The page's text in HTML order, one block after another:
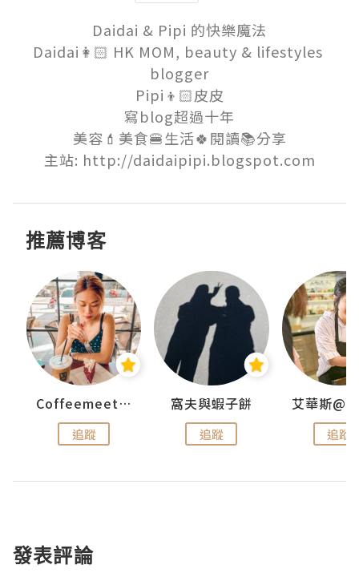
Daidai & Pipi 的快樂魔法
Daidai👩🏻 HK MOM, beauty & lifestyles
blogger
Pipi👦🏻皮皮
寫blog超過十年
美容💄美食🍔生活🍀閱讀📚分享
主站: http://daidaipipi.blogspot.com
推薦博客
Coffeemeetjojo
追蹤
窩夫與蝦子餅
追蹤 追蹤
發表評論